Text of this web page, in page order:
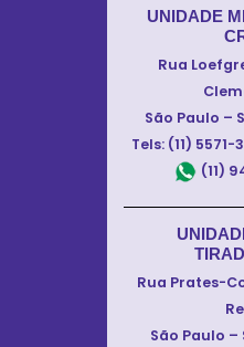
UNIDADE
Rua
São Paulo –
Tels: (11)
(11)
Rua Prates-
São Paulo –